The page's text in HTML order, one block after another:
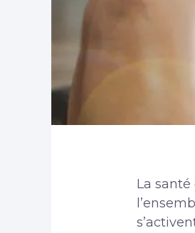
La